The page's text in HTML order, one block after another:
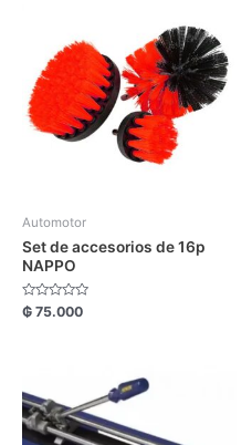
Automotor
Set de accesorios de 16p
NAPPO
Valorado
con
₲ 75.000